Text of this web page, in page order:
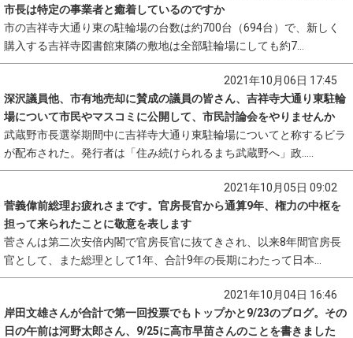
市長は特定の事業者と癒着しているのですか
市の吉祥寺大通り東の駐輪場の台数は約700台（694台）で、新しく
購入する吉祥寺図書館東隣の敷地は全部駐輪場にしても約7...
2021年10月06日 17:45
深沢議員他、市有地売却に賛成の議員の皆さん、吉祥寺大通り東駐輪
場について市民やマスコミに公開して、市民討論会をやりませんか
武蔵野市長選挙期間中に吉祥寺大通り東駐輪場についてと称するビラ
が配布された。発行者は「住み続けられるまち武蔵野へ」政.....
2021年10月05日 09:02
菅義偉前総理お疲れさまです。官房長官から通算9年、権力の中枢を
担って来られたことに敬意を表します
菅さんは第二次安倍内閣で官房長官に抜てきされ、以来8年間官房長
官として、また総理として1年、合計9年の長期にわたって日本...
2021年10月04日 16:46
岸田文雄さんが合計で第一回投票でもトップかと9/23のブログ。その
日の午前は河野太郎さん、9/25に高市早苗さんのことを書きました